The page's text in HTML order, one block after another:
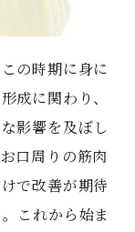
の時期に身に
成に関わり、
影響を及ぼし
口周りの筋肉
で改善が期待
これから始ま